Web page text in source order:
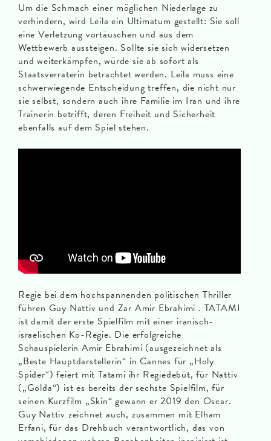
Um die Schmach einer möglichen Niederlage zu
verhindern, wird Leila ein Ultimatum gestellt: Sie soll
eine Verletzung vortäuschen und aus dem
Wettbewerb aussteigen. Sollte sie sich widersetzen
und weiterkämpfen, würde sie ab sofort als
Staatsverräterin betrachtet werden. Leila muss eine
schwerwiegende Entscheidung treffen, die nicht nur
sie selbst, sondern auch ihre Familie im Iran und ihre
Trainerin betrifft, deren Freiheit und Sicherheit
ebenfalls auf dem Spiel stehen.
Regie bei dem hochspannenden politischen Thriller
führen Guy Nattiv und Zar Amir Ebrahimi . TATAMI
ist damit der erste Spielfilm mit einer iranisch-
israelischen Ko-Regie. Die erfolgreiche
Schauspielerin Amir Ebrahimi (ausgezeichnet als
„Beste Hauptdarstellerin“ in Cannes für „Holy
Spider“) feiert mit Tatami ihr Regiedebüt, für Nattiv
(„Golda“) ist es bereits der sechste Spielfilm, für
seinen Kurzfilm „Skin“ gewann er 2019 den Oscar.
Guy Nattiv zeichnet auch, zusammen mit Elham
Erfani, für das Drehbuch verantwortlich, das von